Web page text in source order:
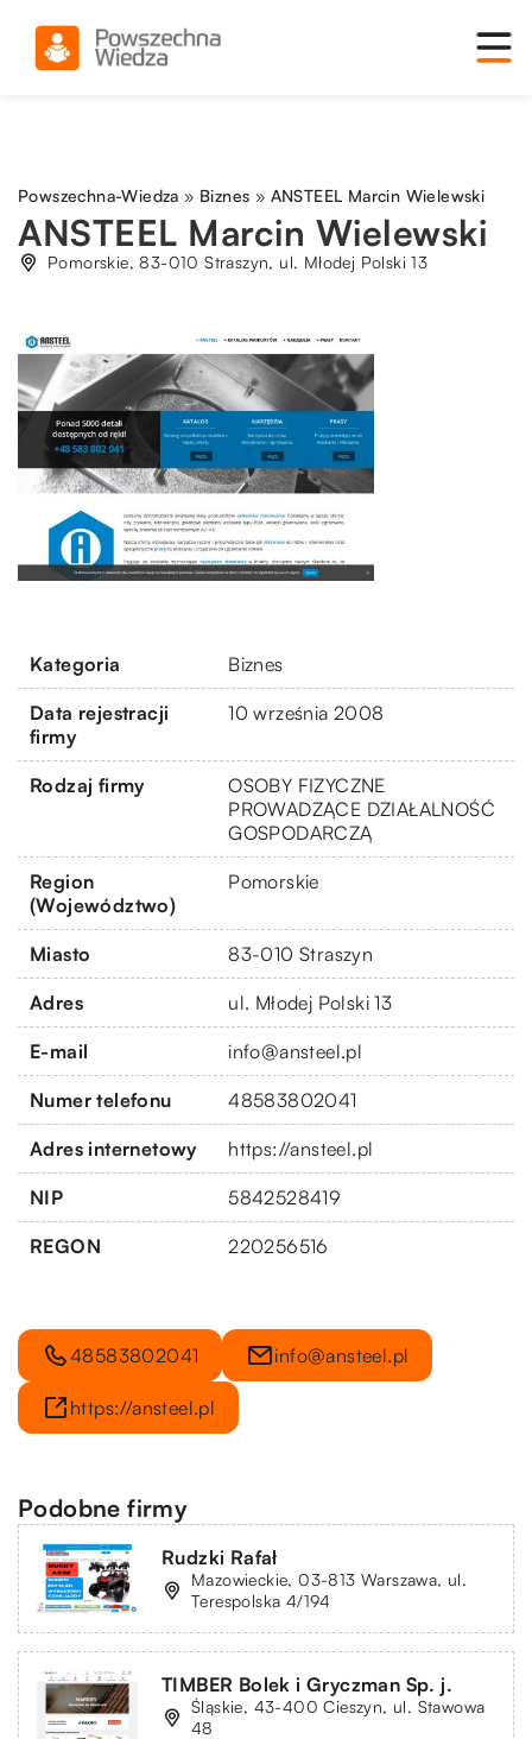
Powszechna-Wiedza » Biznes » ANSTEEL Marcin Wielewski
ANSTEEL Marcin Wielewski
Pomorskie, 83-010 Straszyn, ul. Młodej Polski 13
Kategoria Biznes
Data rejestracji
firmy
10 września 2008
Rodzaj firmy
OSOBY FIZYCZNE
PROWADZĄCE DZIAŁALNOŚĆ
GOSPODARCZĄ
Region
(Województwo)
Pomorskie
Miasto 83-010 Straszyn
Adres ul. Młodej Polski 13
E-mail info@ansteel.pl
Numer telefonu 48583802041
Adres internetowy https://ansteel.pl
NIP 5842528419
REGON 220256516
48583802041 info@ansteel.pl
https://ansteel.pl
Podobne firmy
Rudzki Rafał
Mazowieckie, 03-813 Warszawa, ul.
Terespolska 4/194
TIMBER Bolek i Gryczman Sp. j.
Śląskie, 43-400 Cieszyn, ul. Stawowa
48